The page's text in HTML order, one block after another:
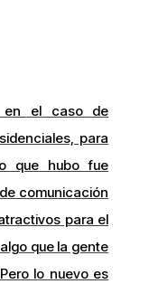
en el caso de
para
que hubo fue
comunicación
para el
que la gente
lo nuevo es